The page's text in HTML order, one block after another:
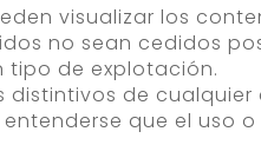
visualizar los
no sean cedidos
tipo de explotación.
de
entenderse que el